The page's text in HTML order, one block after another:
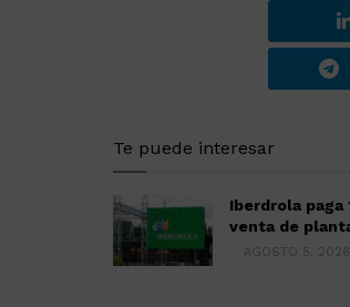
Te puede interesar
Iberdrola paga
venta de
AGOSTO 5, 2026